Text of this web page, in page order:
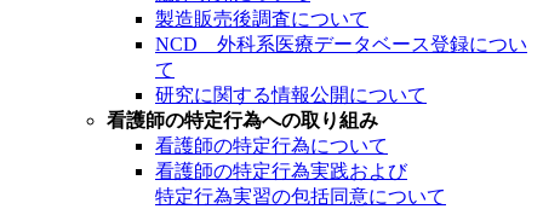
製造販売後調査について
NCD 外科系医療データベース登録につい
て
研究に関する情報公開について
看護師の特定行為への取り組み
看護師の特定行為について
看護師の特定行為実践および
特定行為実習の包括同意について